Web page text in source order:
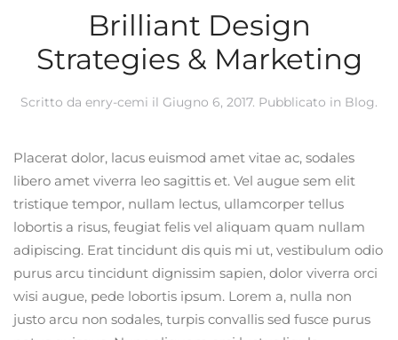
Brilliant Design
Strategies & Marketing
Scritto da enry-cemi il Giugno 6, 2017. Pubblicato in Blog.
Placerat dolor, lacus euismod amet vitae ac, sodales
libero amet viverra leo sagittis et. Vel augue sem elit
tristique tempor, nullam lectus, ullamcorper tellus
lobortis a risus, feugiat felis vel aliquam quam nullam
adipiscing. Erat tincidunt dis quis mi ut, vestibulum odio
purus arcu tincidunt dignissim sapien, dolor viverra orci
wisi augue, pede lobortis ipsum. Lorem a, nulla non
justo arcu non sodales, turpis convallis sed fusce purus